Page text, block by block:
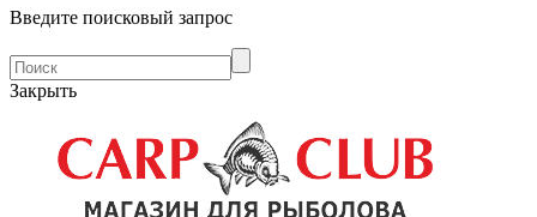
Введите поисковый запрос
Закрыть